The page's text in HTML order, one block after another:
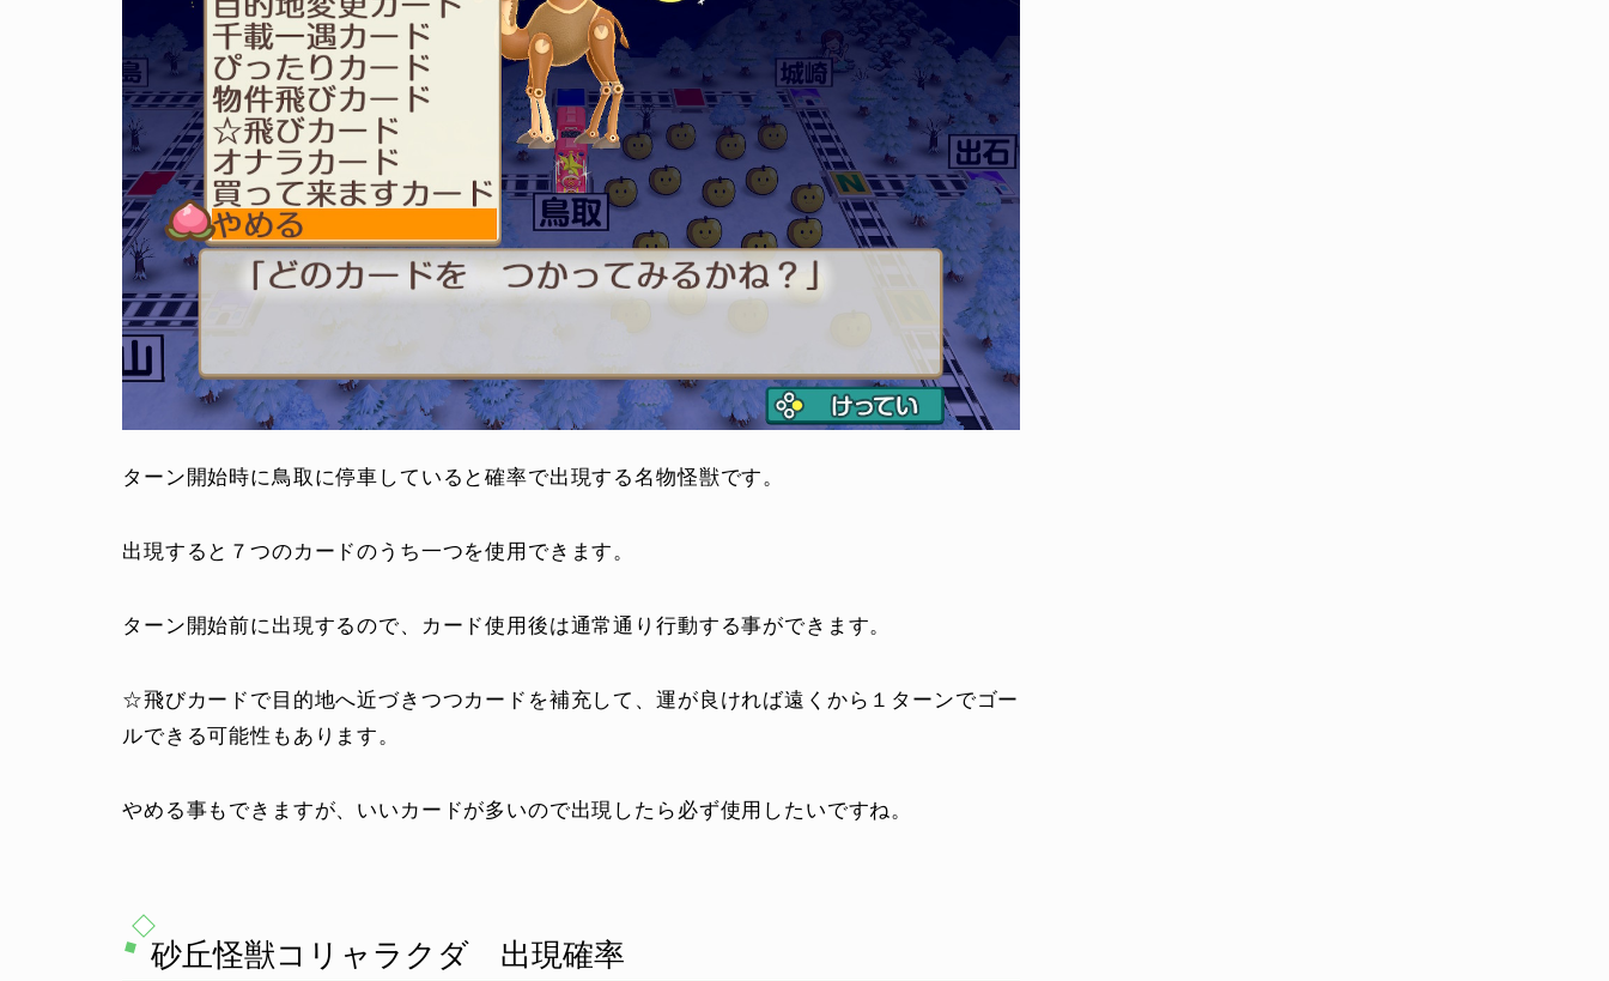
ターン開始時に鳥取に停車していると確率で出現する名物怪獣です。
出現すると７つのカードのうち一つを使用できます。
ターン開始前に出現するので、カード使用後は通常通り行動する事ができます。
☆飛びカードで目的地へ近づきつつカードを補充して、運が良ければ遠くから１ターンでゴー
ルできる可能性もあります。
やめる事もできますが、いいカードが多いので出現したら必ず使用したいですね。
砂丘怪獣コリャラクダ 出現確率